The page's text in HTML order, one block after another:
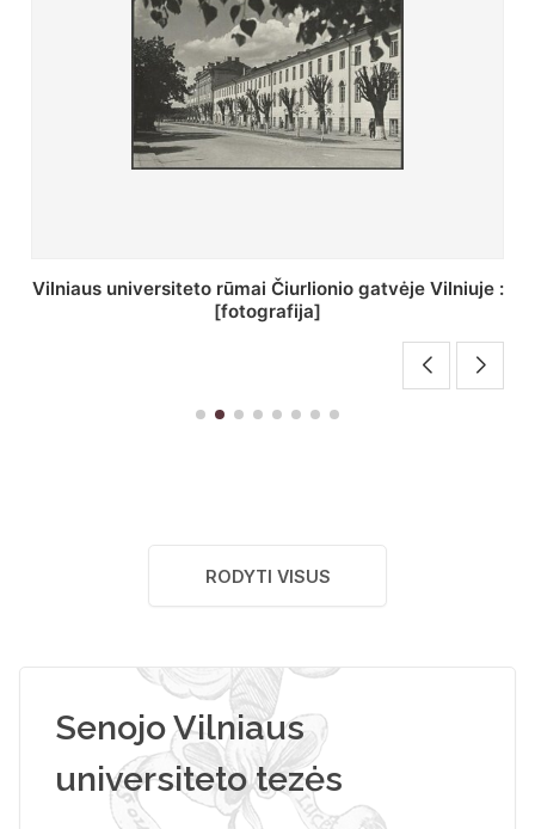
St. Batoro universiteto J. Pilsudskio kolegija :
[fotografija]
RODYTI VISUS
Senojo Vilniaus
universiteto tezės